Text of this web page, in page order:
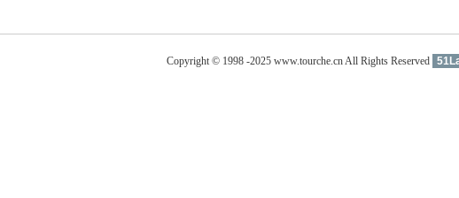
Copyright © 1998 -2025 www.tourche.cn All Rights Reserved